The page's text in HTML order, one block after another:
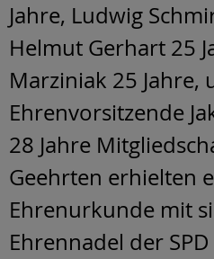
Jahre, Ludwig
Helmut Gerhart 25
Marziniak 25 Jahre,
Ehrenvorsitzende
28 Jahre
Geehrten erhielten
Ehrenurkunde mit
Ehrennadel der